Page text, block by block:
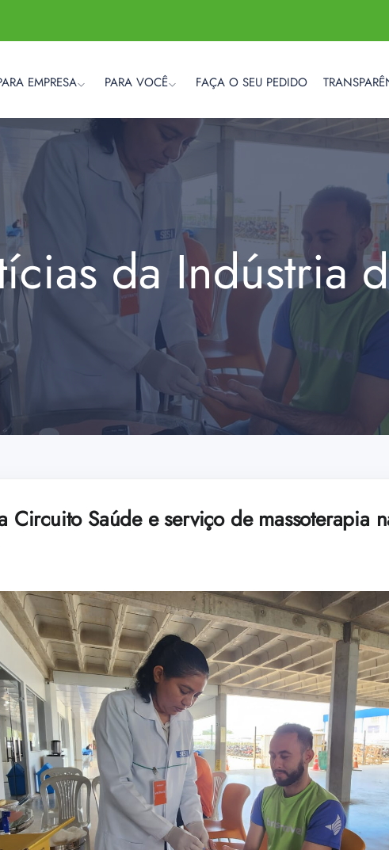
EMPRESA PARA VOCÊ FAÇA O SEU PEDIDO
da Indústria
Circuito Saúde e serviço de massoterapia